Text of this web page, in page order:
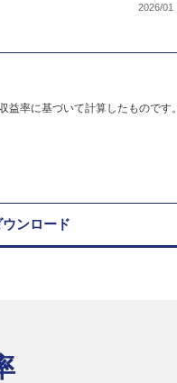
2026/01
率に基づいて計算したものです。
ンロード